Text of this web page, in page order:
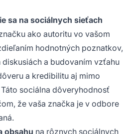
sa na sociálnych sieťach
ako autoritu vo vašom
hodnotných poznatkov,
a budovaním vzťahu
a kredibilitu aj mimo
sociálna dôveryhodnosť
že vaša značka je v odbore
obsahu na rôznych sociálnych